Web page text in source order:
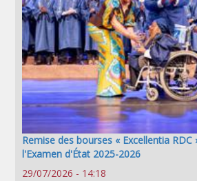
Remise des bourses « Excellentia
l'Examen d'État 2025-2026
29/07/2026 - 14:18